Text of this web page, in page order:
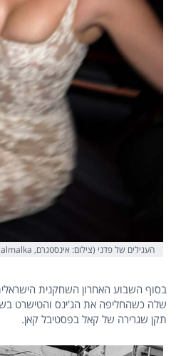
העגילים של פדני (צילום: אינסטגרם, galmalka)
בסוף השבוע האחרון השחקנית
שלה כשהחליפה את הג'ינס והטישרט
תקן שגרירה של קאל בפסטיבל קאן.